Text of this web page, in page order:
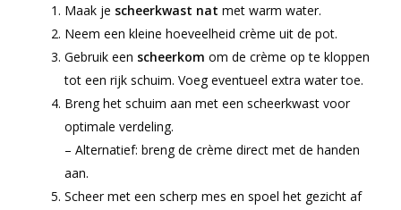
Maak je scheerkwast nat met warm water.
Neem een kleine hoeveelheid crème uit de pot.
Gebruik een scheerkom om de crème op te kloppen
tot een rijk schuim. Voeg eventueel extra water toe.
Breng het schuim aan met een scheerkwast voor
optimale verdeling.
– Alternatief: breng de crème direct met de handen
aan.
Scheer met een scherp mes en spoel het gezicht af